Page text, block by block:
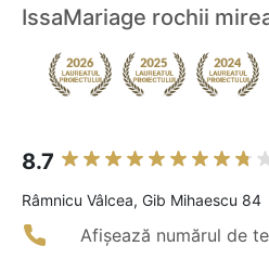
IssaMariage rochii
8.7
Râmnicu Vâlcea, Gib Mihaescu 84
Afișează numărul de